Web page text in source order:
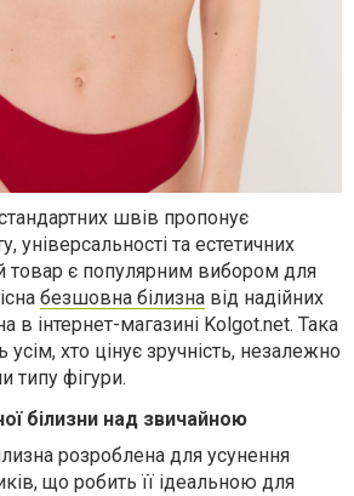
швів пропонує
універсальності та естетичних
товар є популярним вибором для
безшовна білизна від надійних
в інтернет-магазині Kolgot.net. Така
усім, хто цінує зручність, незалежно
типу фігури.
білизни над звичайною
розроблена для усунення
що робить її ідеальною для